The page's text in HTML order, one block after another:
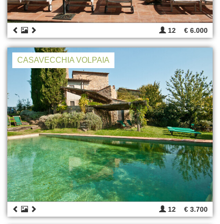
12 € 6.000
CASAVECCHIA VOLPAIA
12 € 3.700